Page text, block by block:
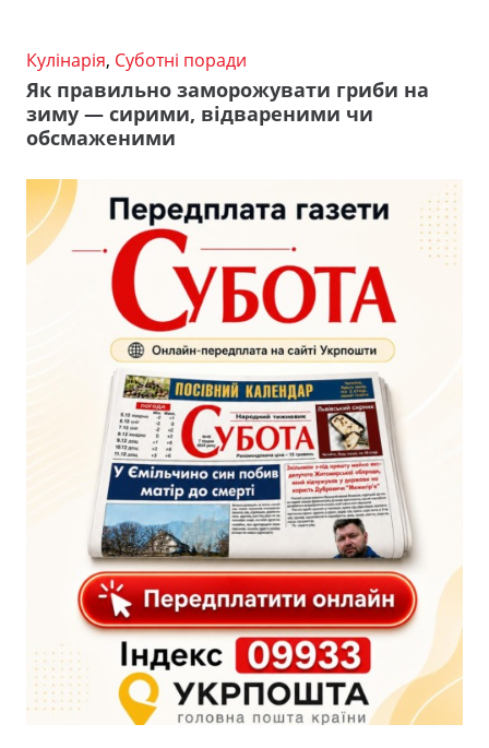
Кулінарія, Суботні поради
Як правильно заморожувати гриби на
зиму — сирими, відвареними чи
обсмаженими